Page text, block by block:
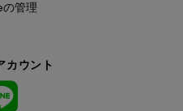
管理
カウント